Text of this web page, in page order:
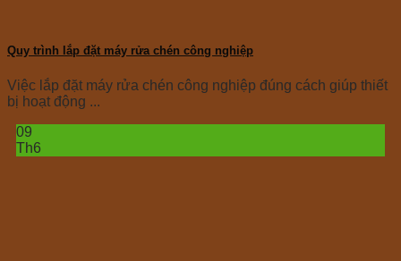
Quy trình lắp đặt máy rửa chén công nghiệp
Việc lắp đặt máy rửa chén công nghiệp đúng cách giúp thiết
bị hoạt động ...
09
Th6